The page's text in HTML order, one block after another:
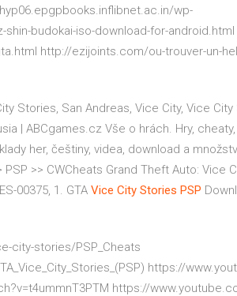
wp-
budokai-iso-download-for-android.html
http://ezijoints.com/ou-trouver-un-
Stories, San Andreas, Vice City, Vice
| ABCgames.cz Vše o hrách. Hry,
her, češtiny, videa, download a
PSP >> CWCheats Grand Theft Auto: Vice
00375, 1. GTA Vice City Stories PSP
city-stories/PSP_Cheats
https://
https://